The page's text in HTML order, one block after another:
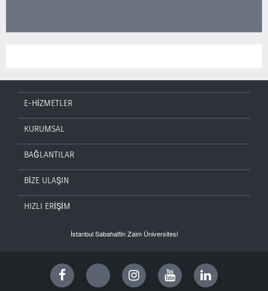
E-HİZMETLER
KURUMSAL
BAĞLANTILAR
BİZE ULAŞIN
HIZLI ERİŞİM
İstanbul Sabahattin Zaim Üniversitesi